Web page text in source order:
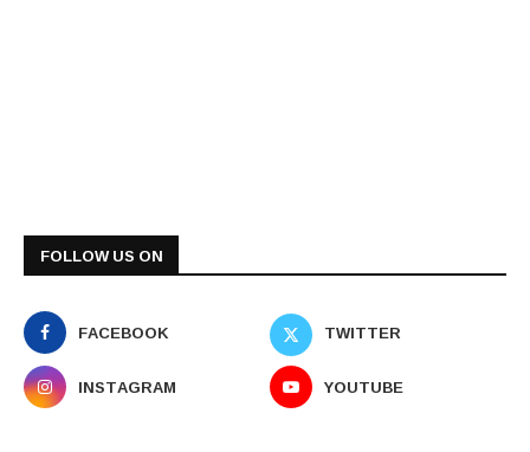
FOLLOW US ON
FACEBOOK
TWITTER
INSTAGRAM
YOUTUBE